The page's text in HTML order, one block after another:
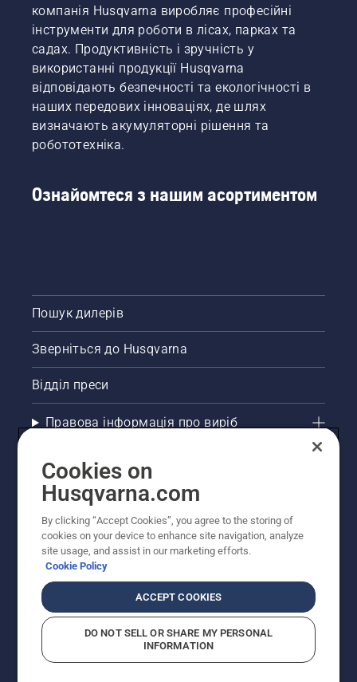
компанія Husqvarna виробляє професійні
інструменти для роботи в лісах, парках та
садах. Продуктивність і зручність у
використанні продукції Husqvarna
відповідають безпечності та екологічності в
наших передових інноваціях, де шлях
визначають акумуляторні рішення та
робототехніка.
Ознайомтеся з нашим асортиментом
Пошук дилерів
Зверніться до Husqvarna
Відділ преси
Правова інформація про виріб
Інші сайти Husqvarna
Рекомендовані інтернет-магазини
Cookies on
Husqvarna.com
By clicking “Accept Cookies”, you agree to the storing of
cookies on your device to enhance site navigation, analyze
site usage, and assist in our marketing efforts.
Cookie Policy
ACCEPT COOKIES
DO NOT SELL OR SHARE MY PERSONAL
INFORMATION